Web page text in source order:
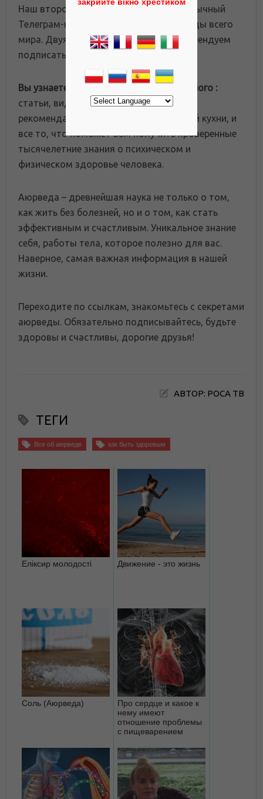
Наш второй, международный русскоязычный
Телеграм-канал для любителей аюрведы всего
мира. Двуязычным согражданам рекомендуем
подписаться на оба канала.
Вы узнаете много интересного и полезного :
статьи, видео, интервью, афоризмы,
рекомендации, рецепты вегетарианской кухни, и
все то, что поможет вам получить проверенные
тысячелетние знания о психическом и
физическом здоровье человека.
Аюрведа – древнейшая наука не только о том,
как жить без болезней, но и о том, как стать
эффективным и счастливым. Уникальное знание
себя, работы тела, которое полезно для вас.
Наверное, самая важная информация в нашей
жизни.
Переходите по ссылкам, знакомьтесь с секретами
аюрведы. Обязательно подписывайтесь, будьте
здоровы и счастливы, дорогие друзья!
АВТОР: РОСА ТВ
ТЕГИ
Все об аюрведе как быть здоровым
Еліксир молодості Движение - это жизнь
Соль (Аюрведа)
Про сердце и какое к
нему имеют
отношение проблемы
с пищеварением
закрийте вікно хрестиком